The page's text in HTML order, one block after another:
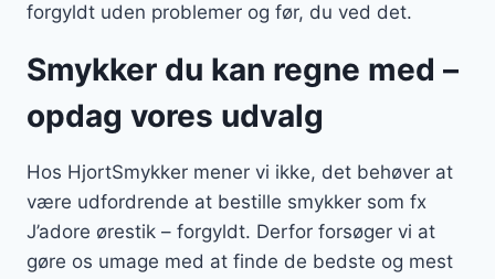
forgyldt uden problemer og før, du ved det.
Smykker du kan regne med –
opdag vores udvalg
Hos HjortSmykker mener vi ikke, det behøver at
være udfordrende at bestille smykker som fx
J’adore ørestik – forgyldt. Derfor forsøger vi at
gøre os umage med at finde de bedste og mest